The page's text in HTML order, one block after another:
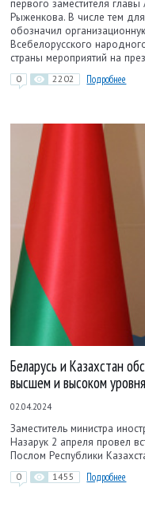
первого заместителя
Рыженкова. В числе тем
обозначил
Всебелорусского
страны мероприятий на
0 2202 Подробнее
Беларусь и Казахстан
высшем и высоком
02.04.2024
Заместитель министра
Назарук 2 апреля провел
Послом Республики
0 1455 Подробнее